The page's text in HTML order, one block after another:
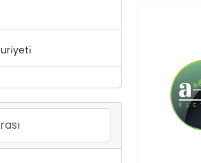
Ve Besleme
Ve Test